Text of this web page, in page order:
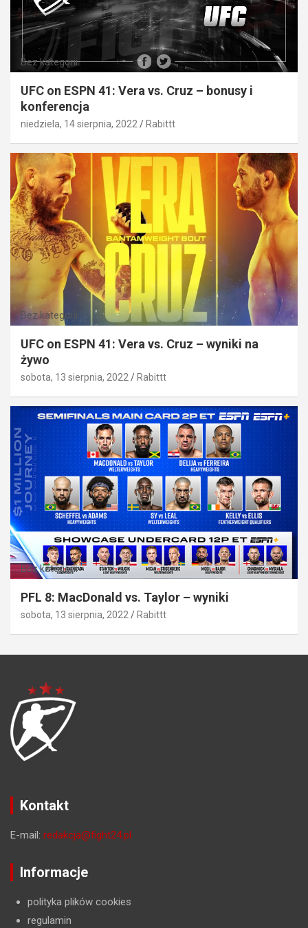
Bez kategorii
UFC on ESPN 41: Vera vs. Cruz – bonusy i
konferencja
niedziela, 14 sierpnia, 2022 Rabittt
Bez kategorii
UFC on ESPN 41: Vera vs. Cruz – wyniki na
żywo
sobota, 13 sierpnia, 2022 Rabittt
Bez kategorii
PFL 8: MacDonald vs. Taylor – wyniki
sobota, 13 sierpnia, 2022 Rabittt
Kontakt
E-mail: redakcja@fight24.pl
Informacje
polityka plików cookies
regulamin